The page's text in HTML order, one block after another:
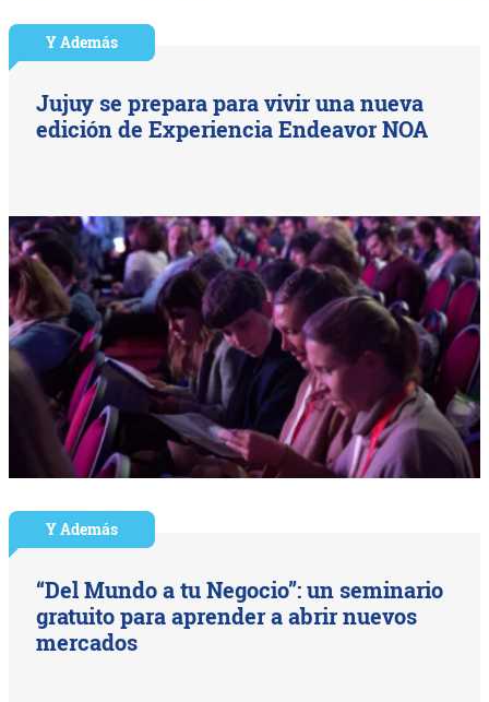
Y Además
Jujuy se prepara para vivir una nueva
edición de Experiencia Endeavor NOA
Y Además
“Del Mundo a tu Negocio”: un seminario
gratuito para aprender a abrir nuevos
mercados